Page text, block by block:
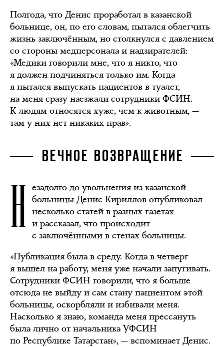
Полгода, что Денис проработал в казанской
больнице, он, по его словам, пытался облегчить
жизнь заключённым, но столкнулся с давлением
со стороны медперсонала и надзирателей:
«Медики говорили мне, что я никто, что
я должен подчиняться только им. Когда
я пытался выпускать пациентов в туалет,
на меня сразу наезжали сотрудники ФСИН.
К людям относятся хуже, чем к животным, —
там у них нет никаких прав».
ВЕЧНОЕ ВОЗВРАЩЕНИЕ
Н езадолго до увольнения из казанской
больницы Денис Кириллов опубликовал
несколько статей в разных газетах
и рассказал, что происходит
с заключёнными в стенах больницы.
«Публикация была в среду. Когда в четверг
я вышел на работу, меня уже начали запугивать.
Сотрудники ФСИН говорили, что я больше
отсюда не выйду и сам стану пациентом этой
больницы, оскорбляли и избивали меня.
Насколько я знаю, команда меня прессануть
была лично от начальника УФСИН
по Республике Татарстан», — вспоминает Денис.